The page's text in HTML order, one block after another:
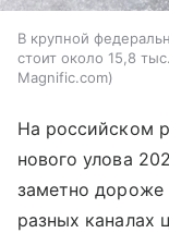
В крупной
стоит около 15,8
Magnific.com
На российском
нового улова
заметно дороже
разных каналах